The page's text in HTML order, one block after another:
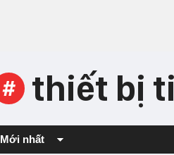
# thiết bị
Mới nhất